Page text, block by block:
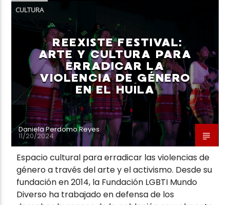
CULTURA
REEXISTE FESTIVAL:
ARTE Y CULTURA PARA
ERRADICAR LA
VIOLENCIA DE GÉNERO
EN EL HUILA
Daniela Perdomo Reyes
11/20/2024
Espacio cultural para erradicar las violencias de
género a través del arte y el activismo. Desde su
fundación en 2014, la Fundación LGBTI Mundo
Diverso ha trabajado en defensa de los